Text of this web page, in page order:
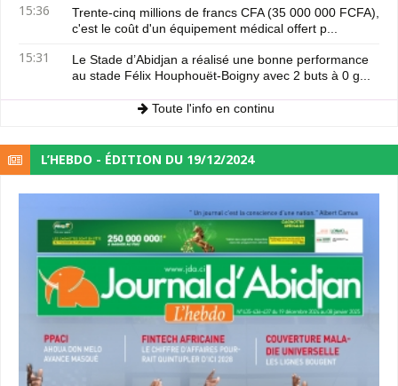
15:36
Trente-cinq millions de francs CFA (35 000 000 FCFA),
c'est le coût d'un équipement médical offert p...
15:31
Le Stade d’Abidjan a réalisé une bonne performance
au stade Félix Houphouët-Boigny avec 2 buts à 0 g...
Toute l'info en continu
L’HEBDO - ÉDITION DU 19/12/2024